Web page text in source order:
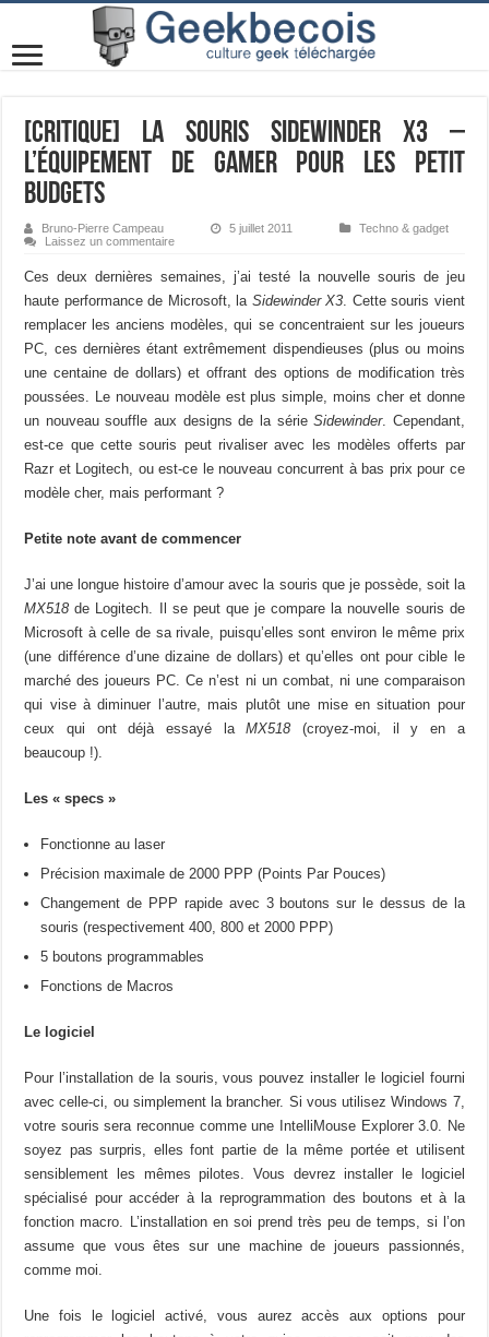
[Critique] La Souris Sidewinder X3 –
L’équipement de gamer pour les petit
budgets
Bruno-Pierre Campeau 5 juillet 2011
Techno & gadget
Laissez un commentaire
Ces deux dernières semaines, j’ai testé la nouvelle souris de jeu
haute performance de Microsoft, la Sidewinder X3 . Cette souris vient
remplacer les anciens modèles, qui se concentraient sur les joueurs
PC, ces dernières étant extrêmement dispendieuses (plus ou moins
une centaine de dollars) et offrant des options de modification très
poussées. Le nouveau modèle est plus simple, moins cher et donne
un nouveau souffle aux designs de la sérieSidewinder. Cependant,
est-ce que cette souris peut rivaliser avec les modèles offerts par
Razr et Logitech, ou est-ce le nouveau concurrent à bas prix pour ce
modèle cher, mais performant ?
Petite note avant de commencer
J’ai une longue histoire d’amour avec la souris que je possède, soit la
MX518 de Logitech. Il se peut que je compare la nouvelle souris de
Microsoft à celle de sa rivale, puisqu’elles sont environ le même prix
(une différence d’une dizaine de dollars) et qu’elles ont pour cible le
marché des joueurs PC. Ce n’est ni un combat, ni une comparaison
qui vise à diminuer l’autre, mais plutôt une mise en situation pour
ceux qui ont déjà essayé laMX518 (croyez-moi, il y en a
beaucoup !).
Les « specs »
Fonctionne au laser
Précision maximale de 2000 PPP (Points Par Pouces)
Changement de PPP rapide avec 3 boutons sur le dessus de la
souris (respectivement 400, 800 et 2000 PPP)
5 boutons programmables
Fonctions de Macros
Le logiciel
Pour l’installation de la souris, vous pouvez installer le logiciel fourni
avec celle-ci, ou simplement la brancher. Si vous utilisez Windows 7,
votre souris sera reconnue comme une IntelliMouse Explorer 3.0. Ne
soyez pas surpris, elles font partie de la même portée et utilisent
sensiblement les mêmes pilotes. Vous devrez installer le logiciel
spécialisé pour accéder à la reprogrammation des boutons et à la
fonction macro. L’installation en soi prend très peu de temps, si l’on
assume que vous êtes sur une machine de joueurs passionnés,
comme moi.
Une fois le logiciel activé, vous aurez accès aux options pour